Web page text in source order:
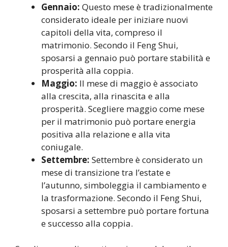
Gennaio: Questo mese è tradizionalmente
considerato ideale per iniziare nuovi
capitoli della vita, compreso il
matrimonio. Secondo il Feng Shui,
sposarsi a gennaio può portare stabilità e
prosperità alla coppia.
Maggio: Il mese di maggio è associato
alla crescita, alla rinascita e alla
prosperità. Scegliere maggio come mese
per il matrimonio può portare energia
positiva alla relazione e alla vita
coniugale.
Settembre: Settembre è considerato un
mese di transizione tra l’estate e
l’autunno, simboleggia il cambiamento e
la trasformazione. Secondo il Feng Shui,
sposarsi a settembre può portare fortuna
e successo alla coppia.